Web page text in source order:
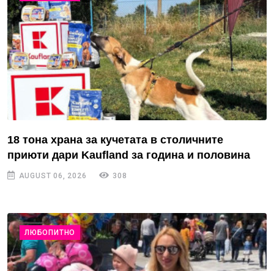
18 тона храна за кучетата в столичните
приюти дари Kaufland за година и половина
AUGUST 06, 2026 308
ЛЮБОПИТНО